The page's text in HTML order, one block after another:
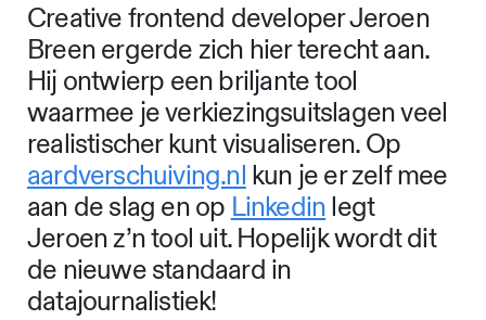
Creative frontend developer Jeroen
Breen ergerde zich hier terecht aan.
Hij ontwierp een briljante tool
waarmee je verkiezingsuitslagen veel
realistischer kunt visualiseren. Op
aardverschuiving.nl kun je er zelf mee
aan de slag en op Linkedinlegt
Jeroen z’n tool uit. Hopelijk wordt dit
de nieuwe standaard in
datajournalistiek!